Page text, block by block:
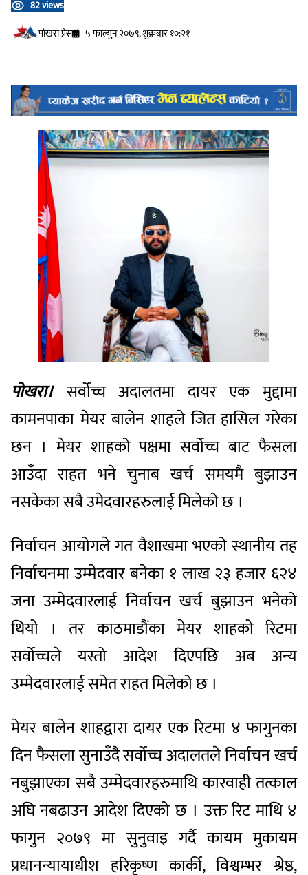
82 views
प‍ोखरा प्रेस
५ फाल्गुन २०७९, शुक्रबार १०:२१
पोखरा।सर्वोच्च अदालतमा दायर एक मुद्दामा
कामनपाका मेयर बालेन शाहले जित हासिल गरेका
छन । मेयर शाहको पक्षमा सर्वोच्च बाट फैसला
आउँदा राहत भने चुनाब खर्च समयमै बुझाउन
नसकेका सबै उमेदवारहरुलाई मिलेको छ ।
निर्वाचन आयोगले गत वैशाखमा भएको स्थानीय तह
निर्वाचनमा उम्मेदवार बनेका १ लाख २३ हजार ६२४
जना उम्मेदवारलाई निर्वाचन खर्च बुझाउन भनेको
थियो । तर काठमाडौंका मेयर शाहको रिटमा
सर्वोच्चले यस्तो आदेश दिएपछि अब अन्य
उम्मेदवारलाई समेत राहत मिलेको छ ।
मेयर बालेन शाहद्वारा दायर एक रिटमा ४ फागुनका
दिन फैसला सुनाउँदै सर्वोच्च अदालतले निर्वाचन खर्च
नबुझाएका सबै उम्मेदवारहरुमाथि कारवाही तत्काल
अघि नबढाउन आदेश दिएको छ । उक्त रिट माथि ४
फागुन २०७९ मा सुनुवाइ गर्दै कायम मुकायम
प्रधानन्यायाधीश हरिकृष्ण कार्की, विश्वम्भर श्रेष्ठ,